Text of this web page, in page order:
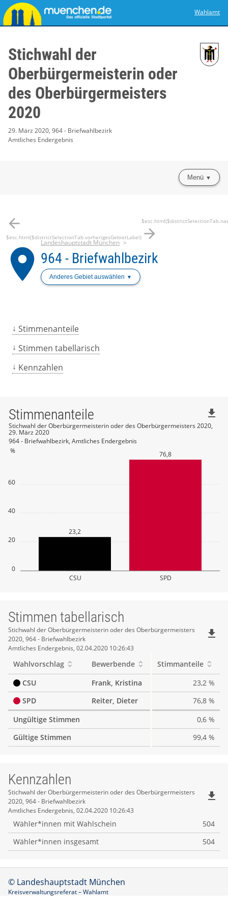
Wahlamt
Stichwahl der
Oberbürgermeisterin oder
des Oberbürgermeisters
2020
29. März 2020, 964 - Briefwahlbezirk
Amtliches Endergebnis
Menü
arrow_back
$esc.html($districtSelectionTab.vorherigesGebietLabel) arrow_forward
place
Landeshauptstadt München
964 - Briefwahlbezirk
Anderes Gebiet auswählen
Stimmenanteile
Stimmen tabellarisch
Kennzahlen
0
20
40
60
%
CSU SPD
23,2
76,8
Stimmenanteile
Stichwahl der Oberbürgermeisterin oder des Oberbürgermeisters 2020,
29. März 2020
964 - Briefwahlbezirk, Amtliches Endergebnis
file_download
Stimmen tabellarisch
Stimmen
tabellarisch
Stichwahl der Oberbürgermeisterin oder des Oberbürgermeisters
2020, 964 - Briefwahlbezirk
Amtliches Endergebnis, 02.04.2020 10:26:43
file_download
Wahlvorschlag Bewerbende
Stimmanteile
CSU
Frank, Kristina
23,2 %
SPD
Reiter, Dieter
76,8 %
Ungültige Stimmen
0,6 %
Gültige Stimmen
99,4 %
Kennzahlen
Kennzahlen
Stichwahl der Oberbürgermeisterin oder des Oberbürgermeisters
2020, 964 - Briefwahlbezirk
Amtliches Endergebnis, 02.04.2020 10:26:43
file_download
Wähler*innen mit Wahlschein
504
Wähler*innen insgesamt
504
© Landeshauptstadt München
Kreisverwaltungsreferat – Wahlamt